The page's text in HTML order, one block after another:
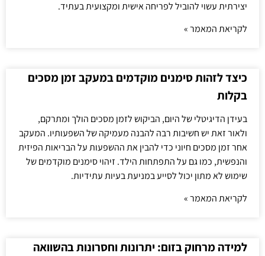
יצירתית עשוי להוביל לפריחה אישית ומקצועית בעתיד.
לקריאת המאמר »
כיצד לזהות סימנים מוקדמים במעקב זמן מסכים
בקלות
בעידן הדיגיטלי של היום, הביקוש לזמן מסכים הולך ומתרקם,
ולאור זאת יש חשיבות רבה להבנה מעמיקה של השפעותיו. המעקב
אחר זמן מסכים חיוני כדי להבין את ההשפעות על הבריאות הפיזית
והנפשית, כמו גם על התפתחות הילד. זיהוי סימנים מוקדמים של
שימוש לא מתון יכול לסייע במניעת בעיות עתידיות.
לקריאת המאמר »
למידה מרחוק בזום: יתרונות וחסרונות בהשוואה